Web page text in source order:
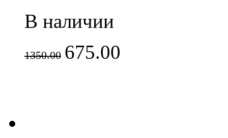
В наличии
1350.00 675.00